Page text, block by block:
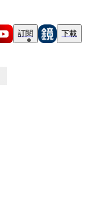
訂閱 下載